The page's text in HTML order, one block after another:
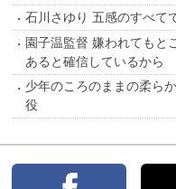
石川さゆり 五感のすべて
園子温監督 嫌われてもと
あると確信しているから
少年のころのままの柔ら
役